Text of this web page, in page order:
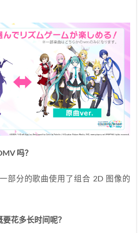
吗？
部分的歌曲使用了组合 2D 图像的
花多长时间呢？